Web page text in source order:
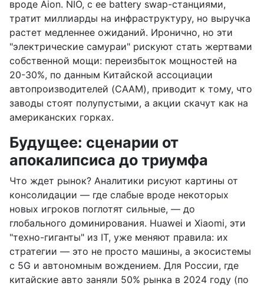
вроде Aion. NIO, с ее battery swap-станциями,
тратит миллиарды на инфраструктуру, но выручка
растет медленнее ожиданий. Иронично, но эти
"электрические самураи" рискуют стать жертвами
собственной мощи: переизбыток мощностей на
20-30%, по данным Китайской ассоциации
автопроизводителей (CAAM), приводит к тому, что
заводы стоят полупустыми, а акции скачут как на
американских горках.
Будущее: сценарии от
апокалипсиса до триумфа
Что ждет рынок? Аналитики рисуют картины от
консолидации — где слабые вроде некоторых
новых игроков поглотят сильные, — до
глобального доминирования. Huawei и Xiaomi, эти
"техно-гиганты" из IT, уже меняют правила: их
стратегии — это не просто машины, а экосистемы
с 5G и автономным вождением. Для России, где
китайские авто заняли 50% рынка в 2024 году (по